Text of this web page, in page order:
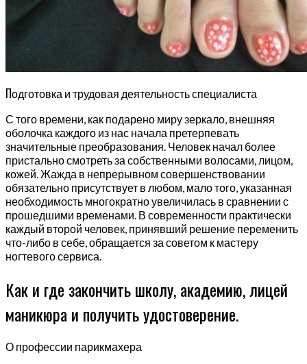
Подготовка и трудовая деятельность специалиста
С того времени, как подарено миру зеркало, внешняя
оболочка каждого из нас начала претерпевать
значительные преобразования. Человек начал более
пристально смотреть за собственными волосами, лицом,
кожей. Жажда в непрерывном совершенствовании
обязательно присутствует в любом, мало того, указанная
необходимость многократно увеличилась в сравнении с
прошедшими временами. В современности практически
каждый второй человек, принявший решение переменить
что-либо в себе, обращается за советом к мастеру
ногтевого сервиса.
Как и где закончить школу, академию, лицей
маникюра и получить удостоверение.
О профессии парикмахера